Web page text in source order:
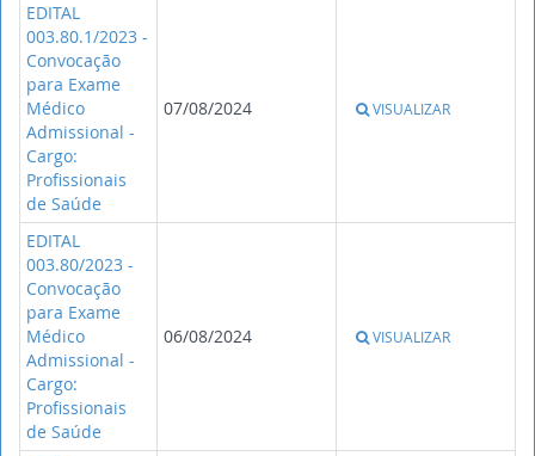
EDITAL
003.80.1/2023 -
Convocação
para Exame
Médico
Admissional -
Cargo:
Profissionais
de Saúde
07/08/2024 VISUALIZAR
EDITAL
003.80/2023 -
Convocação
para Exame
Médico
Admissional -
Cargo:
Profissionais
de Saúde
06/08/2024 VISUALIZAR